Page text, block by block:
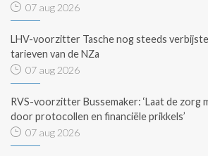
07 aug 2026
LHV-voorzitter Tasche nog steeds
tarieven van de NZa
07 aug 2026
RVS-voorzitter Bussemaker: ‘Laat de zorg
door protocollen en financiële prikkels’
07 aug 2026